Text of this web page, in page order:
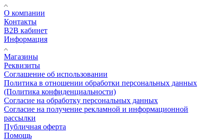
О компании
Контакты
B2B кабинет
Информация
Магазины
Реквизиты
Соглашение об использовании
Политика в отношении обработки персональных данных
(Политика конфиденциальности)
Согласие на обработку персональных данных
Согласие на получение рекламной и информационной
рассылки
Публичная оферта
Помощь